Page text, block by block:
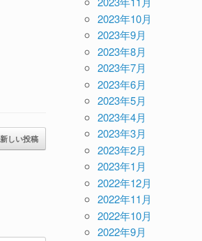
新しい投稿
2023年10月
2023年9月
2023年8月
2023年7月
2023年6月
2023年5月
2023年4月
2023年3月
2023年2月
2023年1月
2022年12月
2022年11月
2022年10月
2022年9月